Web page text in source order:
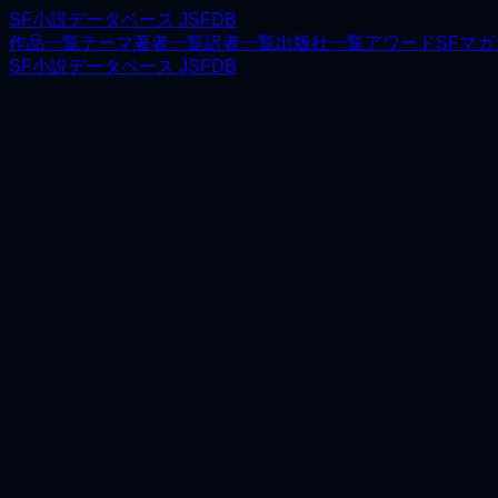
SF小説データベース JSFDB
作品一覧テーマ著者一覧訳者一覧出版社一覧アワードSFマガ
SF小説データベース JSFDB